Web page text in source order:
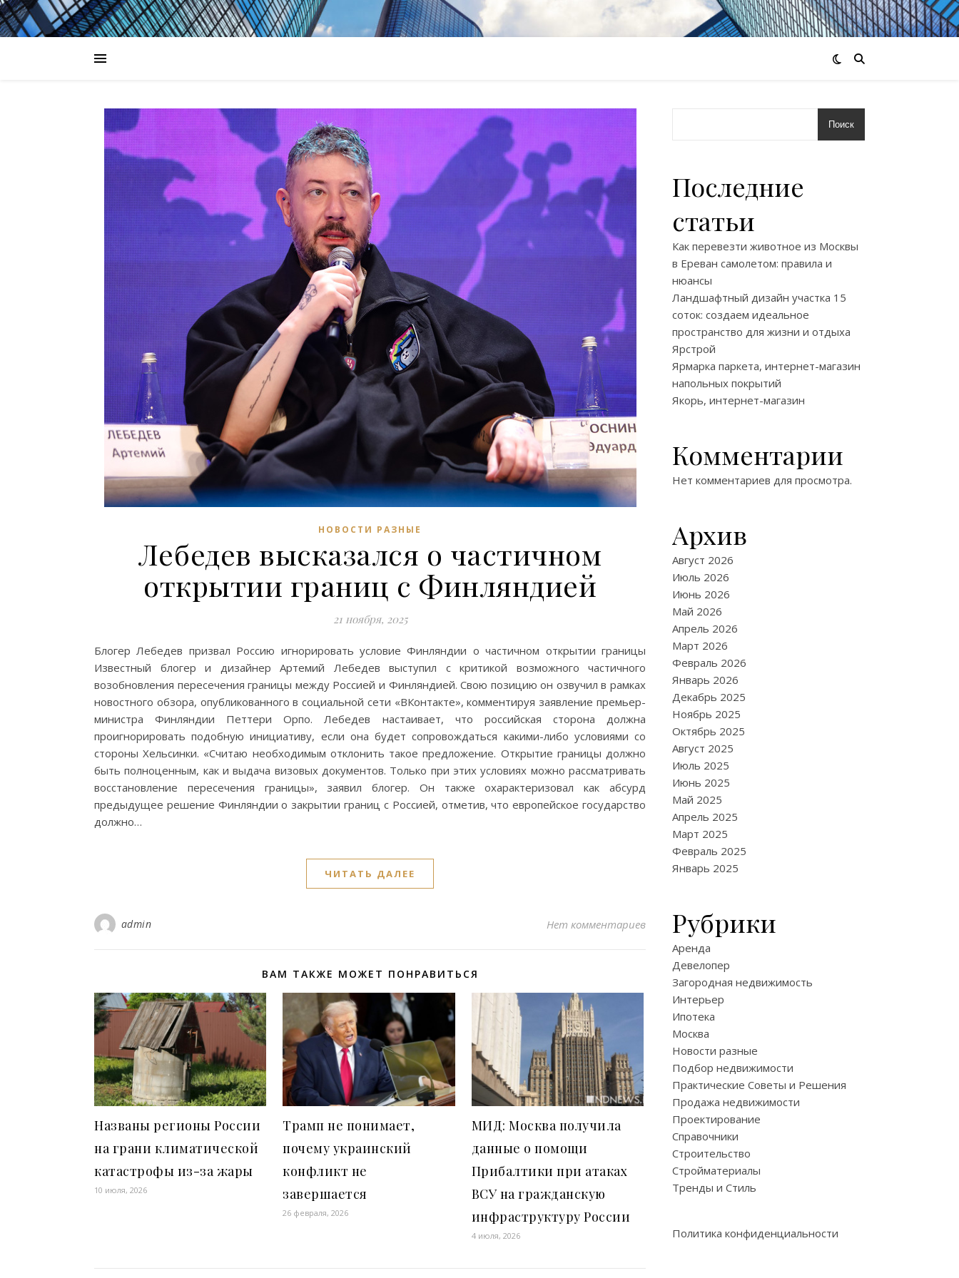
НОВОСТИ РАЗНЫЕ
Лебедев высказался о частичном
открытии границ с Финляндией
21 ноября, 2025
Блогер Лебедев призвал Россию игнорировать условие Финляндии о частичном открытии границы
Известный блогер и дизайнер Артемий Лебедев выступил с критикой возможного частичного
возобновления пересечения границы между Россией и Финляндией. Свою позицию он озвучил в рамках
новостного обзора, опубликованного в социальной сети «ВКонтакте», комментируя заявление премьер-
министра Финляндии Петтери Орпо. Лебедев настаивает, что российская сторона должна
проигнорировать подобную инициативу, если она будет сопровождаться какими-либо условиями со
стороны Хельсинки. «Считаю необходимым отклонить такое предложение. Открытие границы должно
быть полноценным, как и выдача визовых документов. Только при этих условиях можно рассматривать
восстановление пересечения границы», заявил блогер. Он также охарактеризовал как абсурд
предыдущее решение Финляндии о закрытии границ с Россией, отметив, что европейское государство
должно…
ЧИТАТЬ ДАЛЕЕ
admin Нет комментариев
ВАМ ТАКЖЕ МОЖЕТ ПОНРАВИТЬСЯ
Названы регионы России
на грани климатической
катастрофы из-за жары
10 июля, 2026
Трамп не понимает,
почему украинский
конфликт не
завершается
26 февраля, 2026
МИД: Москва получила
данные о помощи
Прибалтики при атаках
ВСУ на гражданскую
инфраструктуру России
4 июля, 2026
Поиск
Последние
статьи
Как перевезти животное из Москвы
в Ереван самолетом: правила и
нюансы
Ландшафтный дизайн участка 15
соток: создаем идеальное
пространство для жизни и отдыха
Ярстрой
Ярмарка паркета, интернет-магазин
напольных покрытий
Якорь, интернет-магазин
Комментарии
Нет комментариев для просмотра.
Архив
Август 2026
Июль 2026
Июнь 2026
Май 2026
Апрель 2026
Март 2026
Февраль 2026
Январь 2026
Декабрь 2025
Ноябрь 2025
Октябрь 2025
Август 2025
Июль 2025
Июнь 2025
Май 2025
Апрель 2025
Март 2025
Февраль 2025
Январь 2025
Рубрики
Аренда
Девелопер
Загородная недвижимость
Интерьер
Ипотека
Москва
Новости разные
Подбор недвижимости
Практические Советы и Решения
Продажа недвижимости
Проектирование
Справочники
Строительство
Стройматериалы
Тренды и Стиль
Политика конфиденциальности